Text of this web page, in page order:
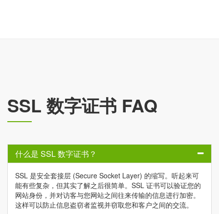
SSL 数字证书 FAQ
什么是 SSL 数字证书？
SSL 是安全套接层 (Secure Socket Layer) 的缩写。听起来可
能有些复杂，但其实了解之后很简单。SSL 证书可以验证您的
网站身份，并对访客与您网站之间往来传输的信息进行加密。
这样可以防止信息盗窃者监视并窃取您和客户之间的交流。